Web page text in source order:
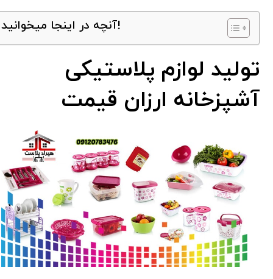
آنچه در اینجا میخوانید!
تولید لوازم پلاستیکی
آشپزخانه ارزان قیمت